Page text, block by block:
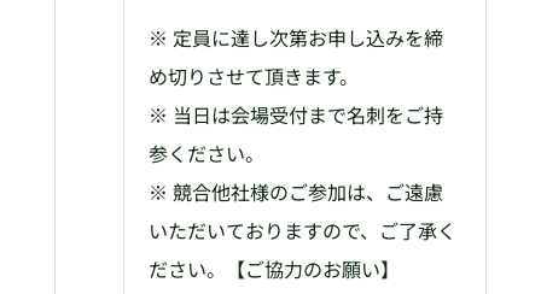
※ 定員に達し次第お申し込みを締
め切りさせて頂きます。
※ 当日は会場受付まで名刺をご持
参ください。
※ 競合他社様のご参加は、ご遠慮
いただいておりますので、ご了承く
ださい。【ご協力のお願い】